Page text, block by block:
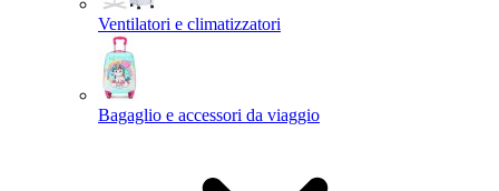
Ventilatori e climatizzatori
Bagaglio e accessori da viaggio